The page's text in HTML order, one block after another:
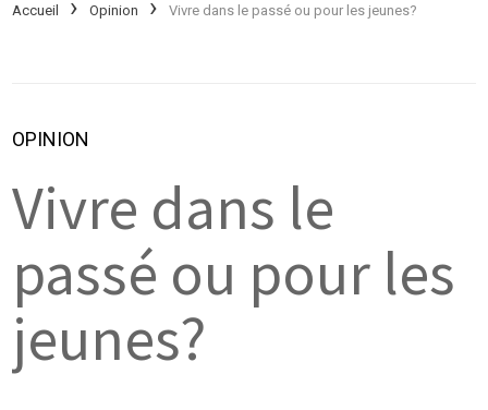
Accueil Opinion Vivre dans le passé ou pour les jeunes?
OPINION
Vivre dans le
passé ou pour les
jeunes?